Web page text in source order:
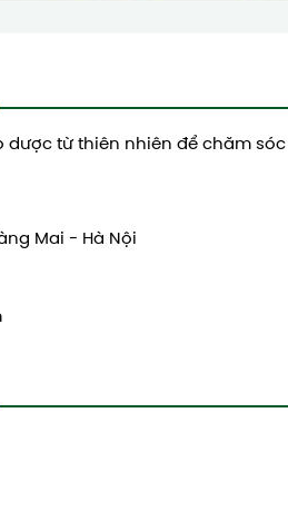
dược từ thiên nhiên để chăm
Mai - Hà Nội